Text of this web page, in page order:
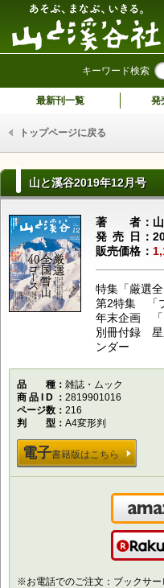
キーワード検索
最新刊一覧 発
トップページに戻る
山と溪谷2019年12月号
著者
発売日
販売価格
特集「厳選
第2特集 「
年末企画 「
別冊付録 星
ンダー
品種雑誌・ムック
商品ID
2819901016
ページ数
216
判型A4変形判
電子書籍版はこちら
※お電話でのご注文：ブックサー